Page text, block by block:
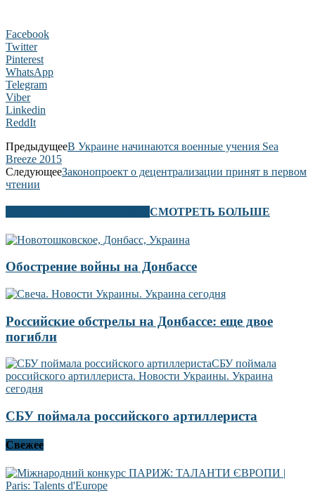
Facebook
Twitter
Pinterest
WhatsApp
Telegram
Viber
Linkedin
ReddIt
ПредыдущееВ Украине начинаются военные учения Sea
Breeze 2015
СледующееЗаконопроект о децентрализации принят в первом
чтении
СМОТРЕТЬ БОЛЬШЕ
Обострение войны на Донбассе
Российские обстрелы на Донбассе: еще двое
погибли
СБУ поймала российского артиллериста
Свежее